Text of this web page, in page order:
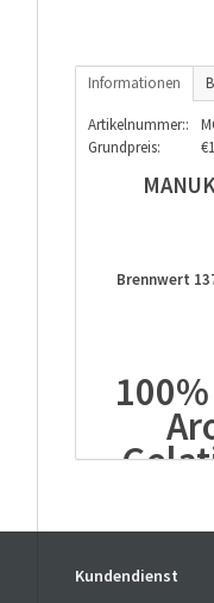
Informationen
Artikelnummer::
Grundpreis:
Brennwert
Kundendienst